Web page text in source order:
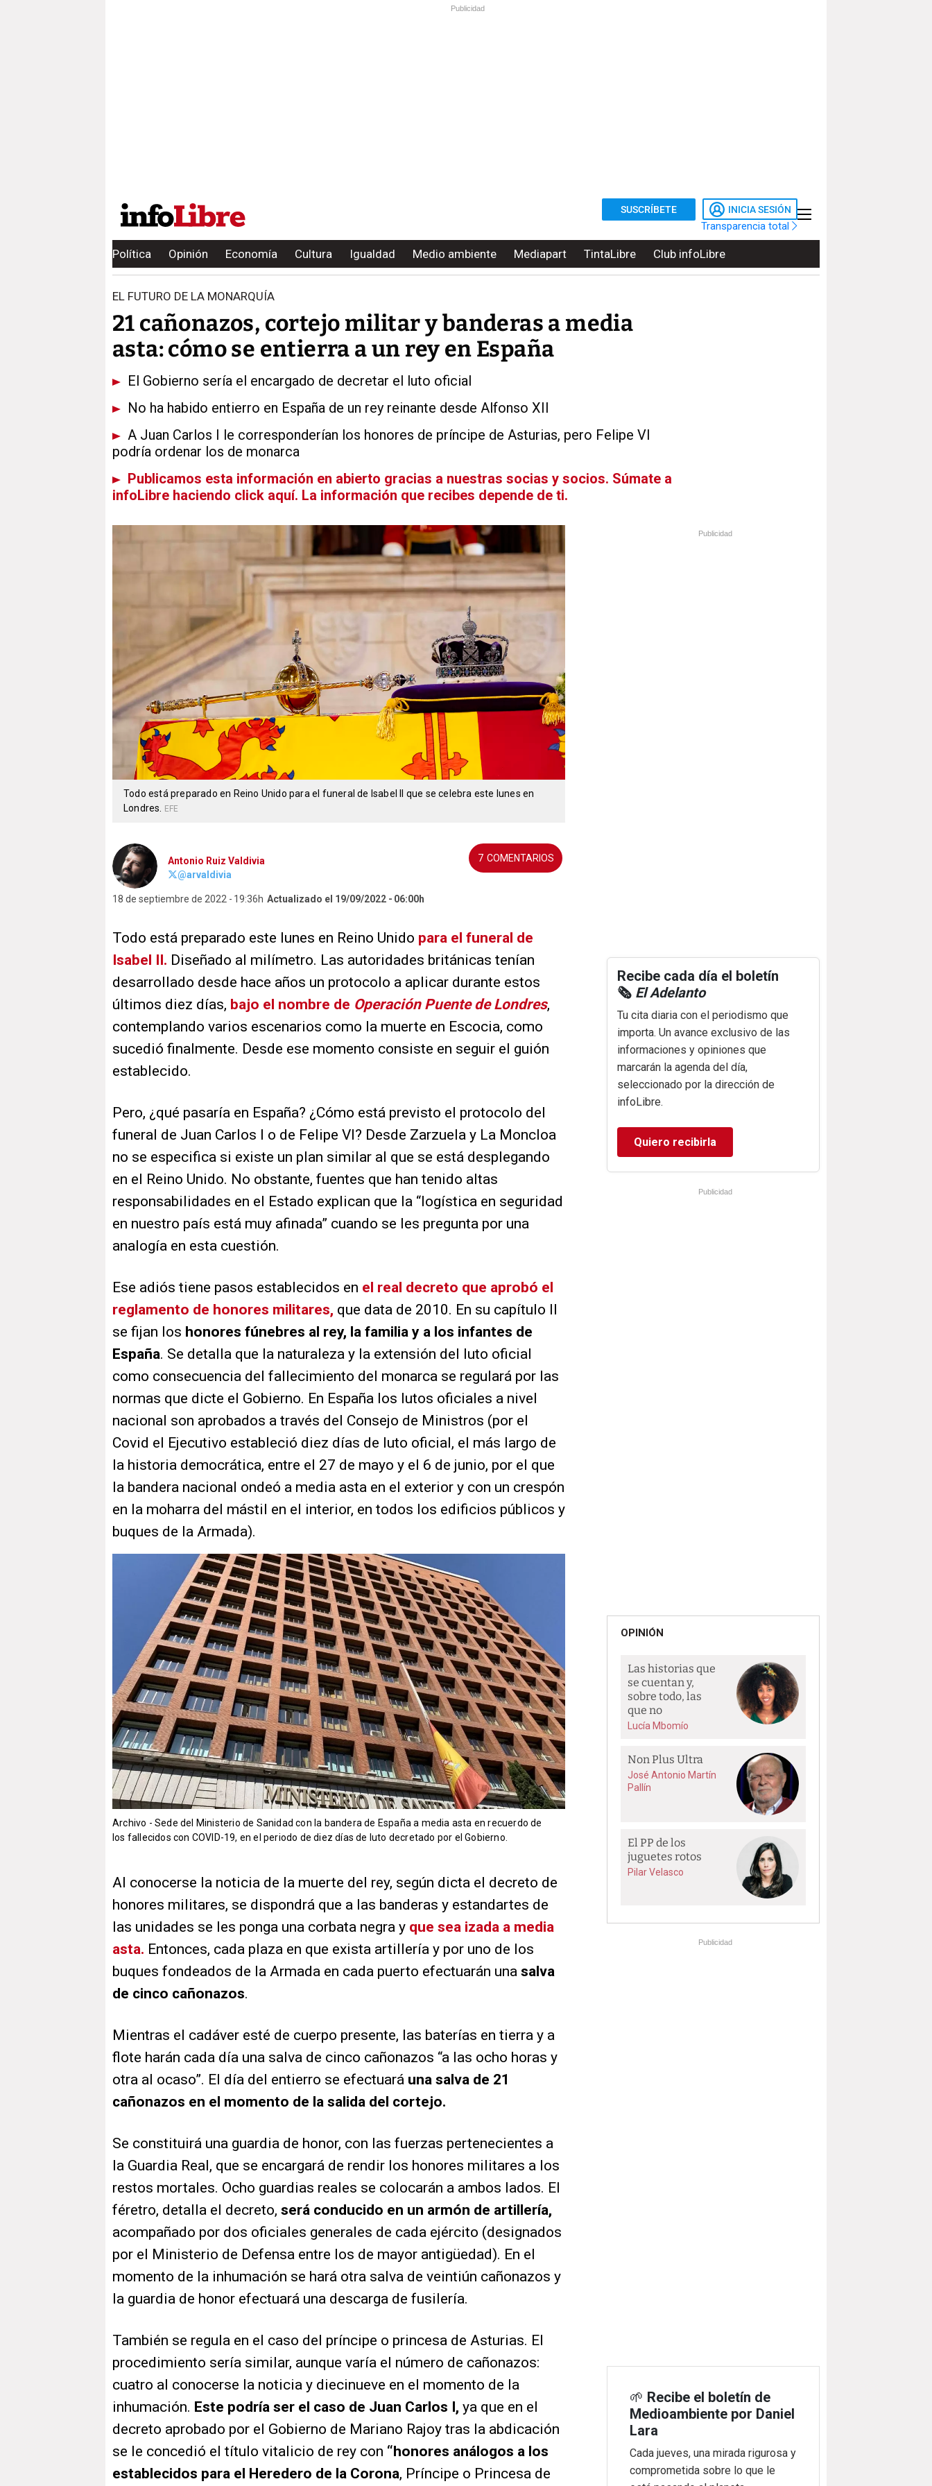
Publicidad
SUSCRÍBETE INICIA SESIÓN
Transparencia total
Política Opinión Economía Cultura Igualdad Medio ambiente Mediapart TintaLibre Club infoLibre
EL FUTURO DE LA MONARQUÍA
21 cañonazos, cortejo militar y banderas a media
asta: cómo se entierra a un rey en España
El Gobierno sería el encargado de decretar el luto oficial
No ha habido entierro en España de un rey reinante desde Alfonso XII
A Juan Carlos I le corresponderían los honores de príncipe de Asturias, pero Felipe VI
podría ordenar los de monarca
Publicamos esta información en abierto gracias a nuestras socias y socios. Súmate a
infoLibre haciendo click aquí. La información que recibes depende de ti.
Todo está preparado en Reino Unido para el funeral de Isabel II que se celebra este lunes en
Londres. EFE
Antonio Ruiz Valdivia
@arvaldivia
18 de septiembre de 2022 19:36h Actualizado el 19/09/2022 06:00h
7
Todo está preparado este lunes en Reino Unido para el funeral de
Isabel II. Diseñado al milímetro. Las autoridades británicas tenían
desarrollado desde hace años un protocolo a aplicar durante estos
últimos diez días, bajo el nombre de Operación Puente de Londres,
contemplando varios escenarios como la muerte en Escocia, como
sucedió finalmente. Desde ese momento consiste en seguir el guión
establecido.
Pero, ¿qué pasaría en España? ¿Cómo está previsto el protocolo del
funeral de Juan Carlos I o de Felipe VI? Desde Zarzuela y La Moncloa
no se especifica si existe un plan similar al que se está desplegando
en el Reino Unido. No obstante, fuentes que han tenido altas
responsabilidades en el Estado explican que la “logística en seguridad
en nuestro país está muy afinada” cuando se les pregunta por una
analogía en esta cuestión.
Ese adiós tiene pasos establecidos en el real decreto que aprobó el
reglamento de honores militares, que data de 2010. En su capítulo II
se fijan los honores fúnebres al rey, la familia y a los infantes de
España. Se detalla que la naturaleza y la extensión del luto oficial
como consecuencia del fallecimiento del monarca se regulará por las
normas que dicte el Gobierno. En España los lutos oficiales a nivel
nacional son aprobados a través del Consejo de Ministros (por el
Covid el Ejecutivo estableció diez días de luto oficial, el más largo de
la historia democrática, entre el 27 de mayo y el 6 de junio, por el que
la bandera nacional ondeó a media asta en el exterior y con un crespón
en la moharra del mástil en el interior, en todos los edificios públicos y
buques de la Armada).
Archivo - Sede del Ministerio de Sanidad con la bandera de España a media asta en recuerdo de
los fallecidos con COVID-19, en el periodo de diez días de luto decretado por el Gobierno.
Al conocerse la noticia de la muerte del rey, según dicta el decreto de
honores militares, se dispondrá que a las banderas y estandartes de
las unidades se les ponga una corbata negra y que sea izada a media
asta. Entonces, cada plaza en que exista artillería y por uno de los
buques fondeados de la Armada en cada puerto efectuarán una salva
de cinco cañonazos.
Mientras el cadáver esté de cuerpo presente, las baterías en tierra y a
flote harán cada día una salva de cinco cañonazos “a las ocho horas y
otra al ocaso”. El día del entierro se efectuará una salva de 21
cañonazos en el momento de la salida del cortejo.
Se constituirá una guardia de honor, con las fuerzas pertenecientes a
la Guardia Real, que se encargará de rendir los honores militares a los
restos mortales. Ocho guardias reales se colocarán a ambos lados. El
féretro, detalla el decreto, será conducido en un armón de artillería,
acompañado por dos oficiales generales de cada ejército (designados
por el Ministerio de Defensa entre los de mayor antigüedad). En el
momento de la inhumación se hará otra salva de veintiún cañonazos y
la guardia de honor efectuará una descarga de fusilería.
También se regula en el caso del príncipe o princesa de Asturias. El
procedimiento sería similar, aunque varía el número de cañonazos:
cuatro al conocerse la noticia y diecinueve en el momento de la
inhumación. Este podría ser el caso de Juan Carlos I, ya que en el
decreto aprobado por el Gobierno de Mariano Rajoy tras la abdicación
se le concedió el título vitalicio de rey con “honores análogos a los
establecidos para el Heredero de la Corona, Príncipe o Princesa de
Publicidad
Recibe cada día el boletín
🗞️ El Adelanto
Tu cita diaria con el periodismo que
importa. Un avance exclusivo de las
informaciones y opiniones que
marcarán la agenda del día,
seleccionado por la dirección de
infoLibre.
Quiero recibirla
Publicidad
OPINIÓN
Las historias que
se cuentan y,
sobre todo, las
que no
Lucía Mbomío
Non Plus Ultra
José Antonio Martín
Pallín
El PP de los
juguetes rotos
Pilar Velasco
Publicidad
🌱 Recibe el boletín de
Medioambiente por Daniel
Lara
Cada jueves, una mirada rigurosa y
comprometida sobre lo que le